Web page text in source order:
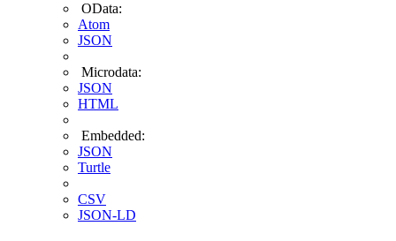
OData:
Atom
JSON
Microdata:
JSON
HTML
Embedded:
JSON
Turtle
CSV
JSON-LD